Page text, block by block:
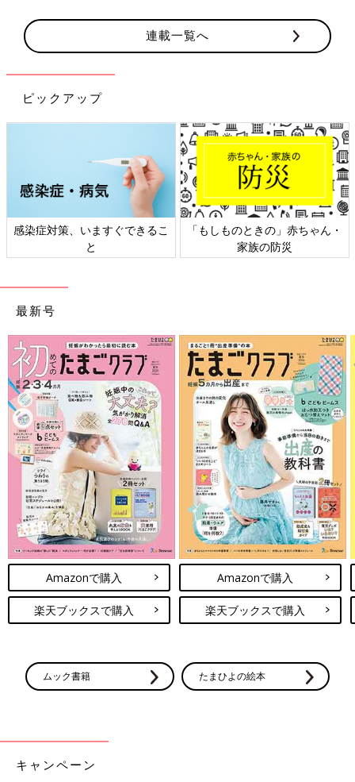
連載一覧へ
ピックアップ
感染症対策、いますぐできるこ
と
「もしものときの」赤ちゃん・
家族の防災
最新号
Amazonで購入
楽天ブックスで購入
Amazonで購入
楽天ブックスで購入
ムック書籍 たまひよの絵本
キャンペーン